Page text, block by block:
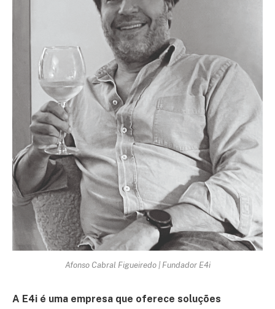
Afonso Cabral Figueiredo | Fundador E4i
A E4i é uma empresa que oferece soluções